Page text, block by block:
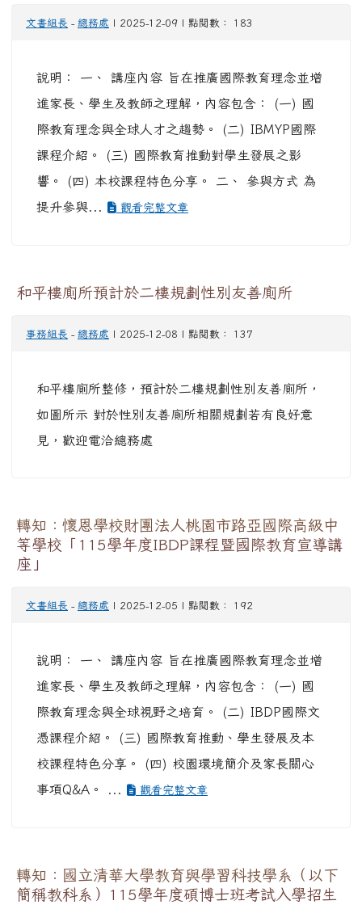
文書組長 - 總務處 | 2025-12-09 | 點閱數： 183
說明： 一、 講座內容 旨在推廣國際教育理念並增
進家長、學生及教師之理解，內容包含： (一) 國
際教育理念與全球人才之趨勢。 (二) IBMYP國際
課程介紹。 (三) 國際教育推動對學生發展之影
響。 (四) 本校課程特色分享。 二、 參與方式 為
提升參與...
觀看完整文章
和平樓廁所預計於二樓規劃性別友善廁所
事務組長 - 總務處 | 2025-12-08 | 點閱數： 137
和平樓廁所整修，預計於二樓規劃性別友善廁所，
如圖所示 對於性別友善廁所相關規劃若有良好意
見，歡迎電洽總務處
轉知：懷恩學校財團法人桃園市路亞國際高級中
等學校「115學年度IBDP課程暨國際教育宣導講
座」
文書組長 - 總務處 | 2025-12-05 | 點閱數： 192
說明： 一、 講座內容 旨在推廣國際教育理念並增
進家長、學生及教師之理解，內容包含： (一) 國
際教育理念與全球視野之培育。 (二) IBDP國際文
憑課程介紹。 (三) 國際教育推動、學生發展及本
校課程特色分享。 (四) 校園環境簡介及家長關心
事項Q&A。 ...
觀看完整文章
轉知：國立清華大學教育與學習科技學系（以下
簡稱教科系）115學年度碩博士班考試入學招生